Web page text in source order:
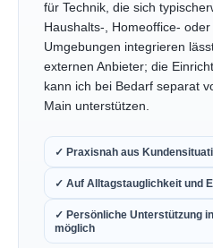
für Technik, die sich
Haushalts-, Homeoffice-
Umgebungen integrieren
externen Anbieter; die
kann ich bei Bedarf separat
Main unterstützen.
✓ Praxisnah aus
✓ Auf Alltagstauglichkeit und
✓ Persönliche Unterstützung
möglich